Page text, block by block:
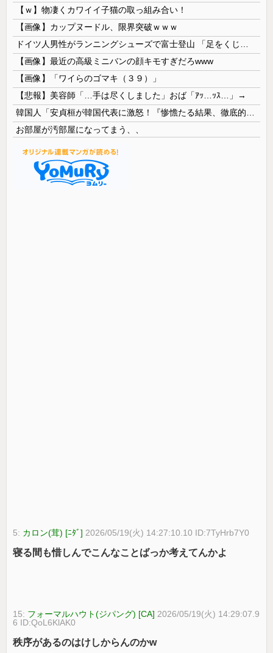
【ｗ】物凄くカワイイ子猫の取っ組み合い！
【画像】カップヌードル、限界突破ｗｗｗ
【画像】最近の高級ミニバンの顔キモすぎだろwww
【画像】「ワイらのゴマキ（３９）」
【悲報】美容師「…手は尽くしました」おば「ｱｯ…ｯｽ…」→
お部屋が汚部屋になってまう、、
5: カロン(茸) [ﾆﾀﾞ] 2026/05/19(火) 14:27:10.10 ID:7TyHrb7Y0
寝る間も惜しんでこんなことばっか考えてんかよ
15: フォーマルハウト(ジパング) [CA] 2026/05/19(火) 14:29:07.9
6 ID:QoL6KlAK0
秩序があるのはけしからんのかw